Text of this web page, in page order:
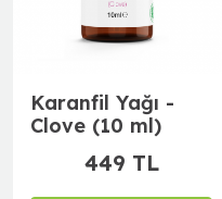
Karanfil Yağı -
Clove (10 ml)
449 TL